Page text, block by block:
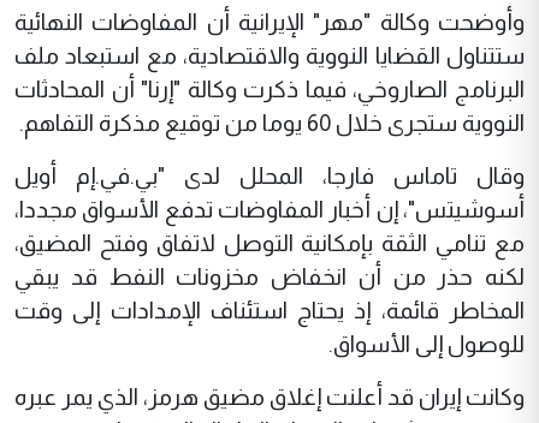
وأوضحت وكالة "مهر" الإيرانية أن المفاوضات النهائية
ستتناول القضايا النووية والاقتصادية، مع استبعاد ملف
البرنامج الصاروخي، فيما ذكرت وكالة "إرنا" أن المحادثات
النووية ستجرى خلال 60 يوما من توقيع مذكرة التفاهم.
وقال تاماس فارجا، المحلل لدى "بي.في.إم أويل
أسوشيتس"، إن أخبار المفاوضات تدفع الأسواق مجددا،
مع تنامي الثقة بإمكانية التوصل لاتفاق وفتح المضيق،
لكنه حذر من أن انخفاض مخزونات النفط قد يبقي
المخاطر قائمة، إذ يحتاج استئناف الإمدادات إلى وقت
للوصول إلى الأسواق.
وكانت إيران قد أعلنت إغلاق مضيق هرمز، الذي يمر عبره